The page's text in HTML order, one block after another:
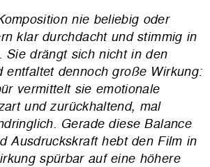
nie beliebig oder
klar durchdacht und stimmig in
Sie drängt sich nicht in den
entfaltet dennoch große Wirkung:
vermittelt sie emotionale
und zurückhaltend, mal
Gerade diese Balance
Ausdruckskraft hebt den Film in
spürbar auf eine höhere